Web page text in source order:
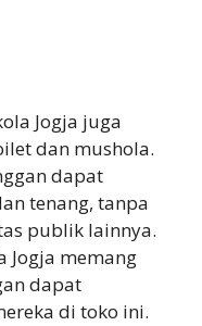
Jogja juga
dan mushola.
dapat
tenang, tanpa
publik lainnya.
Jogja memang
dapat
di toko ini.